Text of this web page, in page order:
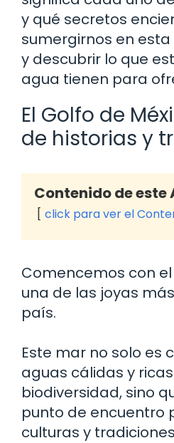
y qué secretos
sumergirnos en
y descubrir lo que
agua tienen para
El Golfo de
de historias y
Contenido de
click para ver el
Comencemos con el
una de las joyas
país.
Este mar no solo es
aguas cálidas y
biodiversidad, sino
punto de encuentro
culturas y